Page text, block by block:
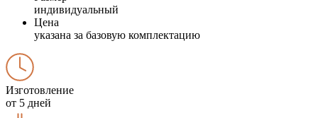
индивидуальный
Цена
указана за базовую комплектацию
Изготовление
от 5 дней